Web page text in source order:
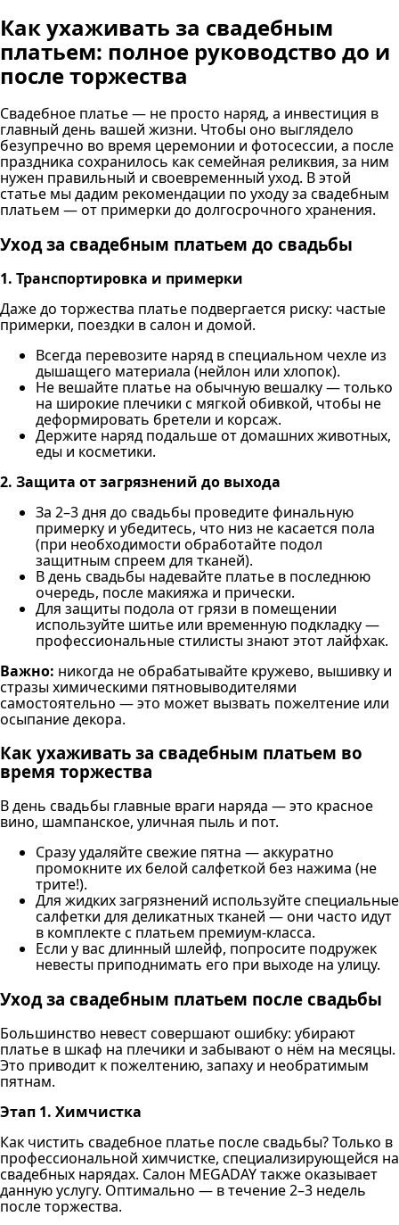
Как ухаживать за свадебным
платьем: полное руководство до и
после торжества
Свадебное платье — не просто наряд, а инвестиция в
главный день вашей жизни. Чтобы оно выглядело
безупречно во время церемонии и фотосессии, а после
праздника сохранилось как семейная реликвия, за ним
нужен правильный и своевременный уход. В этой
статье мы дадим рекомендации по уходу за свадебным
платьем — от примерки до долгосрочного хранения.
Уход за свадебным платьем до свадьбы
1. Транспортировка и примерки
Даже до торжества платье подвергается риску: частые
примерки, поездки в салон и домой.
Всегда перевозите наряд в специальном чехле из
дышащего материала (нейлон или хлопок).
Не вешайте платье на обычную вешалку — только
на широкие плечики с мягкой обивкой, чтобы не
деформировать бретели и корсаж.
Держите наряд подальше от домашних животных,
еды и косметики.
2. Защита от загрязнений до выхода
За 2–3 дня до свадьбы проведите финальную
примерку и убедитесь, что низ не касается пола
(при необходимости обработайте подол
защитным спреем для тканей).
В день свадьбы надевайте платье в последнюю
очередь, после макияжа и прически.
Для защиты подола от грязи в помещении
используйте шитье или временную подкладку —
профессиональные стилисты знают этот лайфхак.
Важно: никогда не обрабатывайте кружево, вышивку и
стразы химическими пятновыводителями
самостоятельно — это может вызвать пожелтение или
осыпание декора.
Как ухаживать за свадебным платьем во
время торжества
В день свадьбы главные враги наряда — это красное
вино, шампанское, уличная пыль и пот.
Сразу удаляйте свежие пятна — аккуратно
промокните их белой салфеткой без нажима (не
трите!).
Для жидких загрязнений используйте специальные
салфетки для деликатных тканей — они часто идут
в комплекте с платьем премиум-класса.
Если у вас длинный шлейф, попросите подружек
невесты приподнимать его при выходе на улицу.
Уход за свадебным платьем после свадьбы
Большинство невест совершают ошибку: убирают
платье в шкаф на плечики и забывают о нём на месяцы.
Это приводит к пожелтению, запаху и необратимым
пятнам.
Этап 1. Химчистка
Как чистить свадебное платье после свадьбы? Только в
профессиональной химчистке, специализирующейся на
свадебных нарядах. Салон MEGADAY также оказывает
данную услугу. Оптимально — в течение 2–3 недель
после торжества.